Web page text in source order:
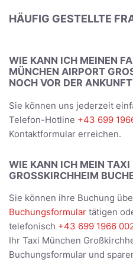
HÄUFIG GESTELLTE
WIE KANN ICH MEINEN
MÜNCHEN AIRPORT
OCH VOR DER ANKUNFT
Sie können uns jederzeit
Telefon-Hotline +43 699
Kontaktformular erreichen.
WIE KANN ICH MEIN
GROSSKIRCHHEIM
Sie können ihre Buchung
Buchungsformular tätigen
telefonisch +43 699 1966
Ihr Taxi München
Buchungsformular und